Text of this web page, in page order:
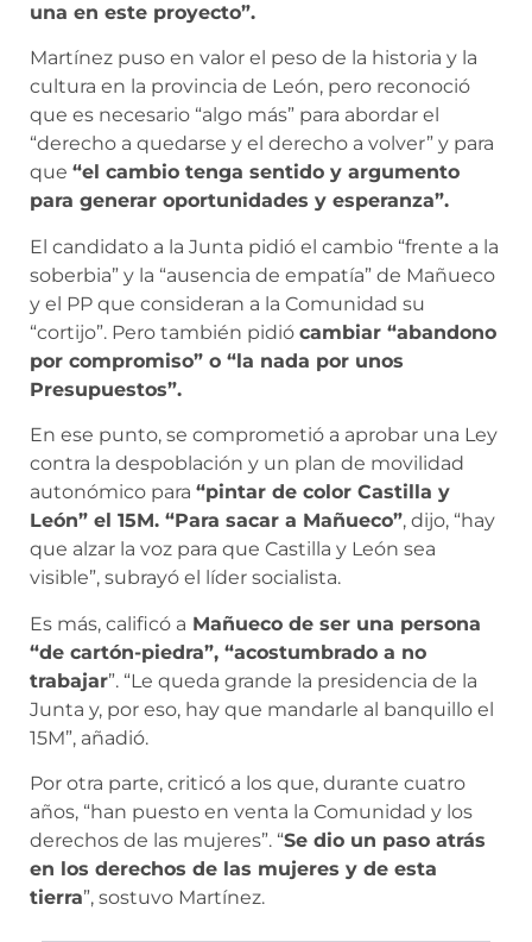
una en este proyecto”.
Martínez puso en valor el peso de la historia y la
cultura en la provincia de León, pero reconoció
que es necesario “algo más” para abordar el
“derecho a quedarse y el derecho a volver” y para
que “el cambio tenga sentido y argumento
para generar oportunidades y esperanza”.
El candidato a la Junta pidió el cambio “frente a la
soberbia” y la “ausencia de empatía” de Mañueco
y el PP que consideran a la Comunidad su
“cortijo”. Pero también pidió cambiar “abandono
por compromiso” o “la nada por unos
Presupuestos”.
En ese punto, se comprometió a aprobar una Ley
contra la despoblación y un plan de movilidad
autonómico para “pintar de color Castilla y
León” el 15M. “Para sacar a Mañueco”, dijo, “hay
que alzar la voz para que Castilla y León sea
visible”, subrayó el líder socialista.
Es más, calificó a Mañueco de ser una persona
“de cartón-piedra”, “acostumbrado a no
trabajar”. “Le queda grande la presidencia de la
Junta y, por eso, hay que mandarle al banquillo el
15M”, añadió.
Por otra parte, criticó a los que, durante cuatro
años, “han puesto en venta la Comunidad y los
derechos de las mujeres”. “Se dio un paso atrás
en los derechos de las mujeres y de esta
tierra”, sostuvo Martínez.